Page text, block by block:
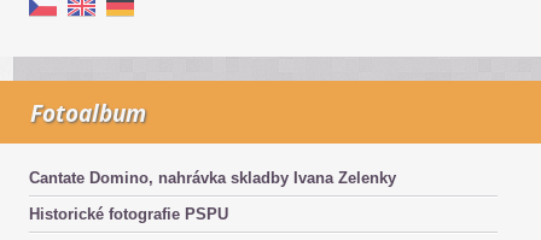
Fotoalbum
Cantate Domino, nahrávka skladby Ivana Zelenky
Historické fotografie PSPU